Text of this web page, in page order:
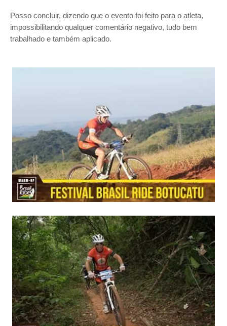
Posso concluir, dizendo que o evento foi feito para o atleta,
impossibilitando qualquer comentário negativo, tudo bem
trabalhado e também aplicado.